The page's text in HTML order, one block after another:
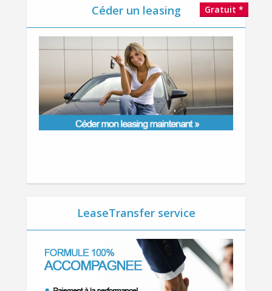
Céder un leasing Gratuit *
LeaseTransfer service